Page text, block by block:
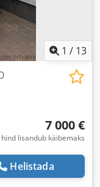
1 / 13
7 000 €
lisandub käibemaks
Helistada